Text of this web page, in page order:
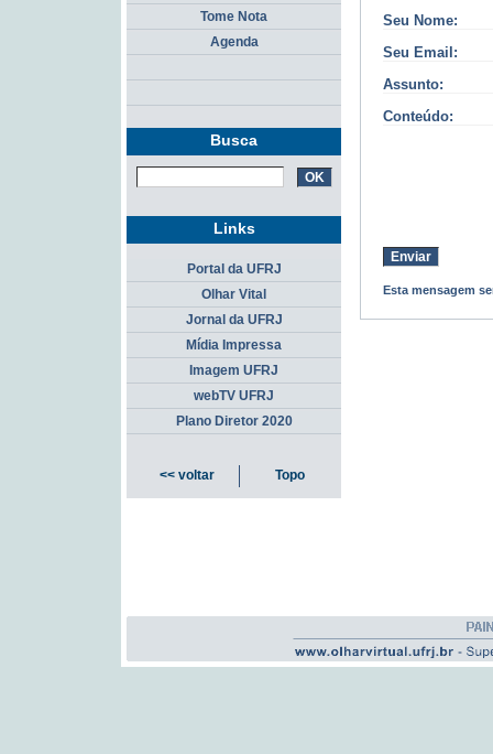
Seu Nome:
Seu Email:
Assunto:
Conteúdo:
Esta mensagem
Tome Nota
Agenda
Busca
Links
Portal da UFRJ
Olhar Vital
Jornal da UFRJ
Mídia Impressa
Imagem UFRJ
webTV UFRJ
Plano Diretor 2020
<< voltar Topo